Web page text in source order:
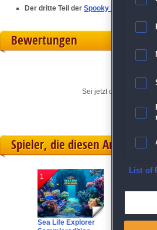
Der dritte Teil der Spooky Dwellers
Bewertungen
Sei jetzt der Erste, der
Spieler, die diesen Artikel
1
Sea Life Explorer
Adventure
List of